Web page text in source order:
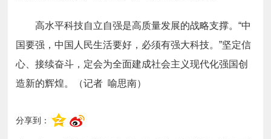
高水平科技自立自强是高质量发展的战略支撑。“中
国要强，中国人民生活要好，必须有强大科技。”坚定信
心、接续奋斗，定会为全面建成社会主义现代化强国创
造新的辉煌。（记者 喻思南）
分享到：